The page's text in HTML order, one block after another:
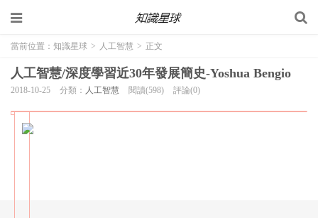
當前位置： 知識星球 > 人工智慧 > 正文
人工智慧/深度學習近30年發展簡史-Yoshua Bengio
2018-10-25 分類： 人工智慧 閱讀(598) 評論(0)